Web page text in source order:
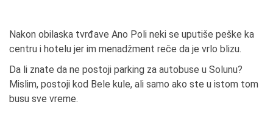
Nakon obilaska tvrđave Ano Poli neki se uputiše peške ka
centru i hotelu jer im menadžment reče da je vrlo blizu.
Da li znate da ne postoji parking za autobuse u Solunu?
Mislim, postoji kod Bele kule, ali samo ako ste u istom tom
busu sve vreme.